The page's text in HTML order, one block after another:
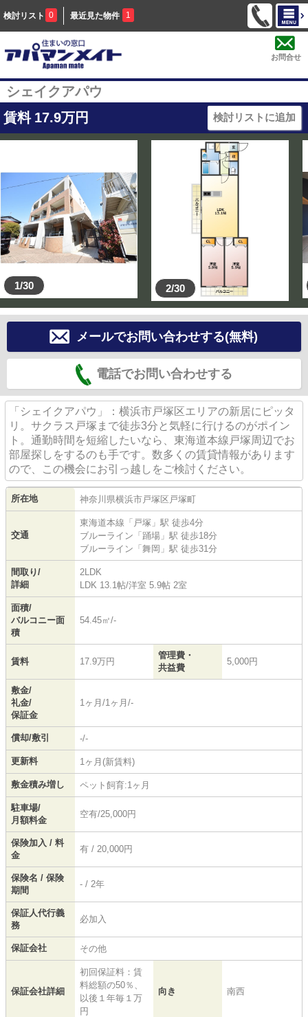
検討リスト 0 最近見た物件 1
お問合せ
シェイクアパウ
賃料 17.9万円 検討リストに追加
1/30 2/30
メールでお問い合わせする(無料)
電話でお問い合わせする
「シェイクアパウ」：横浜市戸塚区エリアの新居にピッタ
リ。サクラス戸塚まで徒歩3分と気軽に行けるのがポイン
ト。通勤時間を短縮したいなら、東海道本線戸塚周辺でお
部屋探しをするのも手です。数多くの賃貸情報があります
ので、この機会にお引っ越しをご検討ください。
所在地 神奈川県横浜市戸塚区 戸塚町
交通
東海道本線 「 戸塚 」駅 徒歩4分
ブルーライン 「 踊場 」駅 徒歩18分
ブルーライン 「 舞岡 」駅 徒歩31分
間取り/
詳細
2LDK
LDK 13.1帖/洋室 5.9帖 2室
面積/
バルコニー面
積
54.45㎡/-
賃料 17.9万円
管理費・
共益費
5,000円
敷金/
礼金/
保証金
1ヶ月/1ヶ月/-
償却/敷引 -/-
更新料 1ヶ月(新賃料)
敷金積み増し ペット飼育:1ヶ月
駐車場/
月額料金
空有/25,000円
保険加入 / 料
金
有 / 20,000円
保険名 / 保険
期間
- / 2年
保証人代行義
務
必加入
保証会社 その他
保証会社詳細
初回保証料：賃
料総額の50％、
以後１年毎１万
円
向き 南西